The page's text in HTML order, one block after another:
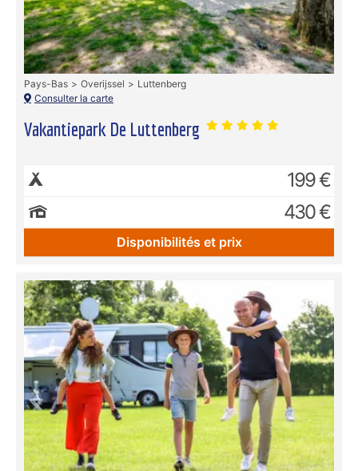
Vakantiepark De Luttenberg
Pays-Bas Overijssel
Luttenberg
Consulter la carte
199 €
430 €
Disponibilités et prix